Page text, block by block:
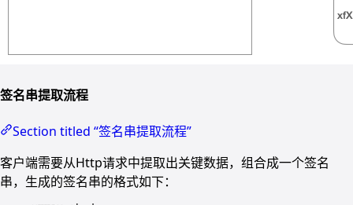
签名串提取流程
Section titled “签名串提取流程”
客户端需要从Http请求中提取出关键数据，组合成一个签名
串，生成的签名串的格式如下：